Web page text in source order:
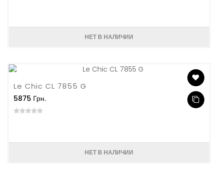
НЕТ В НАЛИЧИИ
Le Chic CL 7855 G
5875 Грн.
НЕТ В НАЛИЧИИ